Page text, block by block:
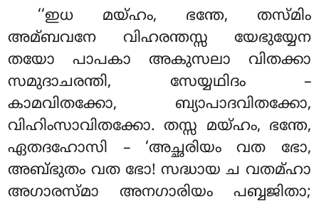
‘‘ഇധ മയ്ഹം, ഭന്തേ, തസ്മിം
അമ്ബവനേ വിഹരന്തസ്സ യേഭുയ്യേന
തയോ പാപകാ അകുസലാ വിതക്കാ
സമുദാചരന്തി, സേയ്യഥിദം –
കാമവിതക്കോ, ബ്യാപാദവിതക്കോ,
വിഹിംസാവിതക്കോ. തസ്സ മയ്ഹം, ഭന്തേ,
ഏതദഹോസി – ‘അച്ഛരിയം വത ഭോ,
അബ്ഭുതം വത ഭോ! സദ്ധായ ച വതമ്ഹാ
അഗാരസ്മാ അനഗാരിയം പബ്ബജിതാ;